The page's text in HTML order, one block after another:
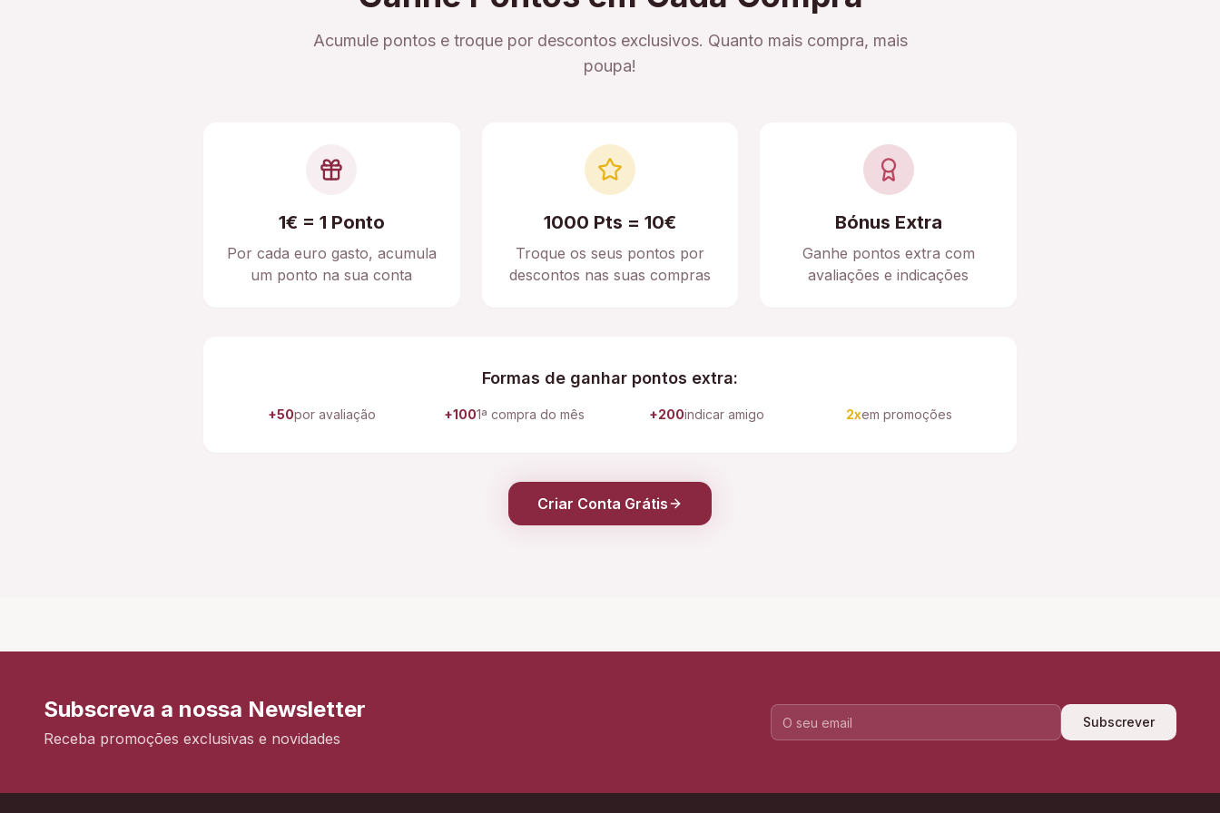
Acumule pontos e troque por descontos exclusivos. Quanto mais compra, mais
poupa!
1€ = 1 Ponto
Por cada euro gasto, acumula
um ponto na sua conta
1000 Pts = 10€
Troque os seus pontos por
descontos nas suas compras
Bónus Extra
Ganhe pontos extra com
avaliações e indicações
Formas de ganhar pontos extra:
+50por avaliação +1001ª compra do mês +200indicar amigo 2xem promoções
Criar Conta Grátis
Subscreva a nossa Newsletter
Receba promoções exclusivas e novidades
Subscrever